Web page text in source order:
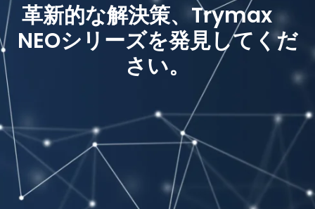
革新的な解決策、Trymax
NEOシリーズを発見してくだ
さい。